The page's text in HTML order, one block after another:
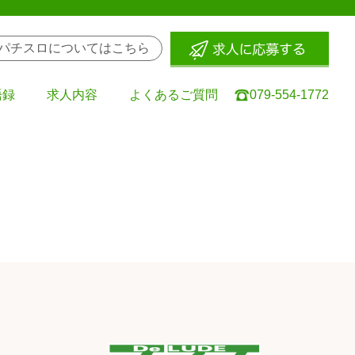
求人内容 よくあるご質問 079-554-1772
チスロについてはこちら